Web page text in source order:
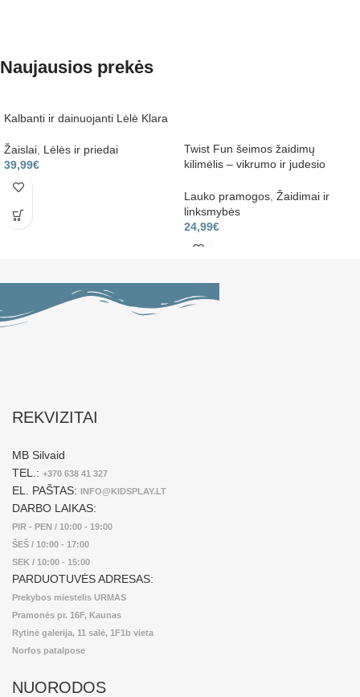
Naujausios prekės
Kalbanti ir dainuojanti Lėlė Klara
Žaislai, Lėlės ir priedai
39,99€
Twist Fun šeimos žaidimų
kilimėlis – vikrumo ir judesio
Lauko pramogos, Žaidimai ir
linksmybės
24,99€
REKVIZITAI
MB Silvaid
TEL.: +370 638 41 327
EL. PAŠTAS: INFO@KIDSPLAY.LT
DARBO LAIKAS:
PIR - PEN / 10:00 - 19:00
ŠEŠ / 10:00 - 17:00
SEK / 10:00 - 15:00
PARDUOTUVĖS ADRESAS:
Prekybos miestelis URMAS
Pramonės pr. 16F, Kaunas
Rytinė galerija, 11 salė, 1F1b vieta
Norfos patalpose
NUORODOS